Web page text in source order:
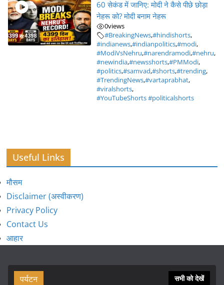
60 सेकंड में जानिए: मोदी ने कैसे पीछे छोड़ा
नेहरू को? मोदी बनाम नेहरू
0views
#BreakingNews,#hindishorts,
#indianews,#indianpolitics,#modi,
#ModiVsNehru,#narendramodi,#nehru,
#newindia,#newsshorts,#PMModi,
#politics,#samvad,#shorts,#trending,
#TrendingNews,#vartaprabhat,
#viralshorts,
#YouTubeShorts #politicalshorts
Useful Links
मौसम
Disclaimer (अस्वीकरण)
Privacy Policy
Contact Us
आहार
पर्यटन सभी को देखें